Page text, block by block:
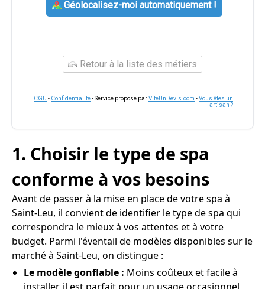
Géolocalisez-moi automatiquement !
Retour à la liste des métiers
CGU - Confidentialité- Service proposé parViteUnDevis.com -Vous êtes un
artisan ?
1. Choisir le type de spa
conforme à vos besoins
Avant de passer à la mise en place de votre spa à
Saint-Leu, il convient de identifier le type de spa qui
correspondra le mieux à vos attentes et à votre
budget. Parmi l'éventail de modèles disponibles sur le
marché à Saint-Leu, on distingue :
Le modèle gonflable : Moins coûteux et facile à